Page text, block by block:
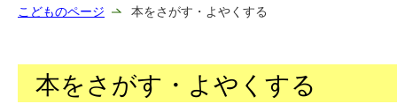
こどものページ 本をさがす・よやくする
本をさがす・よやくする